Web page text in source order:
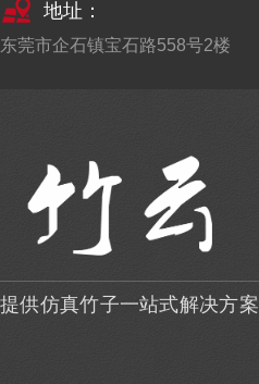
地址：
东莞市企石镇宝石路558号2楼
提供仿真竹子一站式解决方案